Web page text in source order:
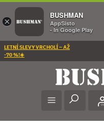
LETNÍ SLEVY VRCHOLÍ – AŽ
-70 %!☀️
×
BUSHMAN
AppSisto
- In Google Play